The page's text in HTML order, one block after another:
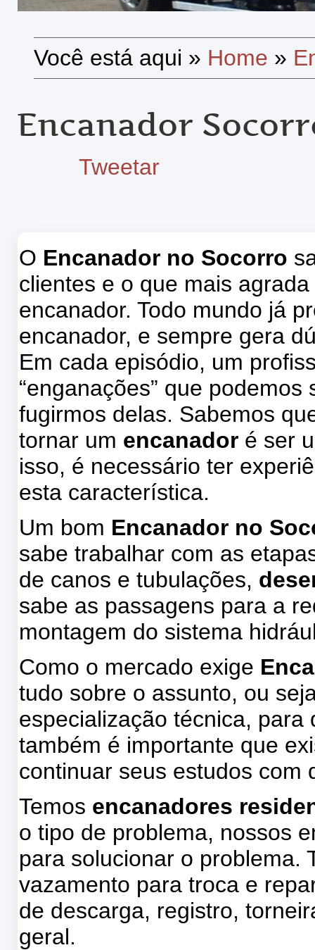
Você está aqui » Home »
Encanador
Tweetar
O Encanador no Socorro
clientes e o que mais
encanador. Todo mundo já
encanador, e sempre gera
Em cada episódio, um
“enganações” que
fugirmos delas. Sabemos
tornar um encanador é ser
isso, é necessário ter
esta característica.
Um bom Encanador no
sabe trabalhar com as
de canos e tubulações,
sabe as passagens para a
montagem do sistema
Como o mercado exige
tudo sobre o assunto, ou
especialização técnica,
também é importante que
continuar seus estudos com
Temos encanadores
o tipo de problema, nossos
para solucionar o problema.
vazamento para troca e
de descarga, registro,
geral.